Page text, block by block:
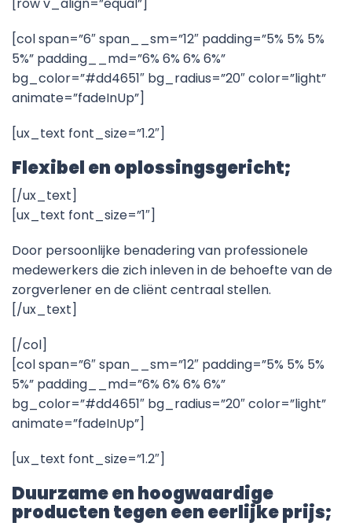
[row v_align=”equal”]
[col span=”6″ span__sm=”12″ padding=”5% 5% 5%
5%” padding__md=”6% 6% 6% 6%”
bg_color=”#dd4651″ bg_radius=”20″ color=”light”
animate=”fadeInUp”]
[ux_text font_size=”1.2″]
Flexibel en oplossingsgericht;
[/ux_text]
[ux_text font_size=”1″]
Door persoonlijke benadering van professionele
medewerkers die zich inleven in de behoefte van de
zorgverlener en de cliënt centraal stellen.
[/ux_text]
[/col]
[col span=”6″ span__sm=”12″ padding=”5% 5% 5%
5%” padding__md=”6% 6% 6% 6%”
bg_color=”#dd4651″ bg_radius=”20″ color=”light”
animate=”fadeInUp”]
[ux_text font_size=”1.2″]
Duurzame en hoogwaardige
producten tegen een eerlijke prijs;